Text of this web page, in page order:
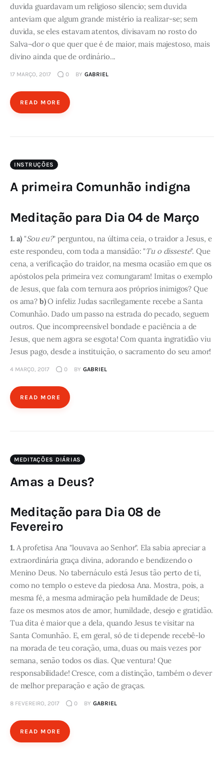
duvida guardavam um religioso silencio; sem duvida
anteviam que algum grande mistério ia realizar-se; sem
duvida, se eles estavam atentos, divisavam no rosto do
Salva¬dor o que quer que é de maior, mais majestoso, mais
divino ainda que de ordinário...
17 MARÇO, 2017 0 BY GABRIEL
READ MORE
INSTRUÇÕES
A primeira Comunhão indigna
Meditação para Dia 04 de Março
1. a) "Sou eu?" perguntou, na última ceia, o traidor a Jesus, e
este respondeu, com toda a mansidão: "Tu o disseste". Que
cena, a verificação do traidor, na mesma ocasião em que os
apóstolos pela primeira vez comungaram! Imitas o exemplo
de Jesus, que fala com ternura aos próprios inimigos? Que
os ama? b)O infeliz Judas sacrilegamente recebe a Santa
Comunhão. Dado um passo na estrada do pecado, seguem
outros. Que incompreensível bondade e paciência a de
Jesus, que nem agora se esgota! Com quanta ingratidão viu
Jesus pago, desde a instituição, o sacramento do seu amor!
4 MARÇO, 2017 0 BY GABRIEL
READ MORE
MEDITAÇÕES DIÁRIAS
Amas a Deus?
Meditação para Dia 08 de
Fevereiro
1.A profetisa Ana "louvava ao Senhor". Ela sabia apreciar a
extraordinária graça divina, adorando e bendizendo o
Menino Deus. No tabernáculo está Jesus tão perto de ti,
como no templo o esteve da piedosa Ana. Mostra, pois, a
mesma fé, a mesma admiração pela humildade de Deus;
faze os mesmos atos de amor, humildade, desejo e gratidão.
Tua dita é maior que a dela, quando Jesus te visitar na
Santa Comunhão. E, em geral, só de ti depende recebê-lo
na morada de teu coração, uma, duas ou mais vezes por
semana, senão todos os dias. Que ventura! Que
responsabilidade! Cresce, com a distinção, também o dever
de melhor preparação e ação de graças.
8 FEVEREIRO, 2017 0 BY GABRIEL
READ MORE